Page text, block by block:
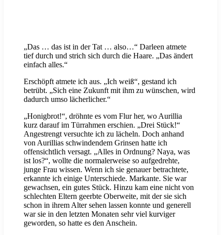
„Das … das ist in der Tat … also…“ Darleen atmete
tief durch und strich sich durch die Haare. „Das ändert
einfach alles.“
Erschöpft atmete ich aus. „Ich weiß“, gestand ich
betrübt. „Sich eine Zukunft mit ihm zu wünschen, wird
dadurch umso lächerlicher.“
„Honigbrot!“, dröhnte es vom Flur her, wo Aurillia
kurz darauf im Türrahmen erschien. „Drei Stück!“
Angestrengt versuchte ich zu lächeln. Doch anhand
von Aurillias schwindendem Grinsen hatte ich
offensichtlich versagt. „Alles in Ordnung? Naya, was
ist los?“, wollte die normalerweise so aufgedrehte,
junge Frau wissen. Wenn ich sie genauer betrachtete,
erkannte ich einige Unterschiede. Markante. Sie war
gewachsen, ein gutes Stück. Hinzu kam eine nicht von
schlechten Eltern geerbte Oberweite, mit der sie sich
schon in ihrem Alter sehen lassen konnte und generell
war sie in den letzten Monaten sehr viel kurviger
geworden, so hatte es den Anschein.